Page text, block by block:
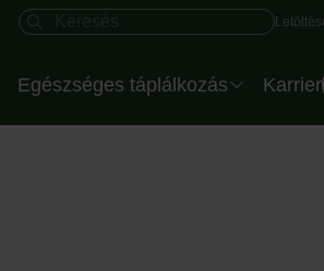
Keresés mező Gyors
Egészséges táplálkozás
Salátatálak rendezvényre
Karrier